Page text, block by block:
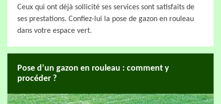
Ceux qui ont déjà sollicité ses services sont satisfaits de
ses prestations. Confiez-lui la pose de gazon en rouleau
dans votre espace vert.
Pose d’un gazon en rouleau : comment y
procéder ?